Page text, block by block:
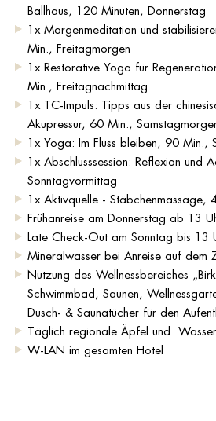
Ballhaus, 120 Minuten, Donnerstag
1x Morgenmeditation und
Min., Freitagmorgen
1x Restorative Yoga für
Min., Freitagnachmittag
1x TC-Impuls: Tipps aus der
Akupressur, 60 Min.,
1x Yoga: Im Fluss bleiben, 90 Min.,
1x Abschlusssession: Reflexion und
Sonntagvormittag
1x Aktivquelle - Stäbchenmassage,
Frühanreise am Donnerstag ab 13
Late Check-Out am Sonntag bis 13
Mineralwasser bei Anreise auf dem
Nutzung des Wellnessbereiches
Schwimmbad, Saunen,
Dusch- & Saunatücher für den
Täglich regionale Äpfel und
W-LAN im gesamten Hotel